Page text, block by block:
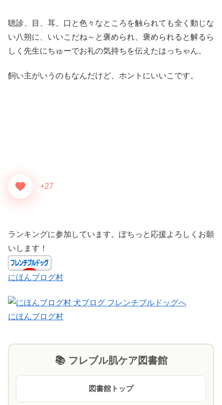
聴診、目、耳、口と色々なところを触られても全く動じな
い八朔に、いいこだね～と褒められ、褒められると解るら
しく先生にちゅーでお礼の気持ちを伝えたはっちゃん。
飼い主がいうのもなんだけど、ホントにいいこです。
+27
ランキングに参加しています。ぽちっと応援よろしくお願
いします！
にほんブログ村
にほんブログ村
📚 フレブル肌ケア図書館
図書館トップ